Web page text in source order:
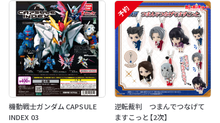
機動戦士ガンダム CAPSULE
INDEX 03
予約
逆転裁判 つまんでつなげて
ますこっと【2次】